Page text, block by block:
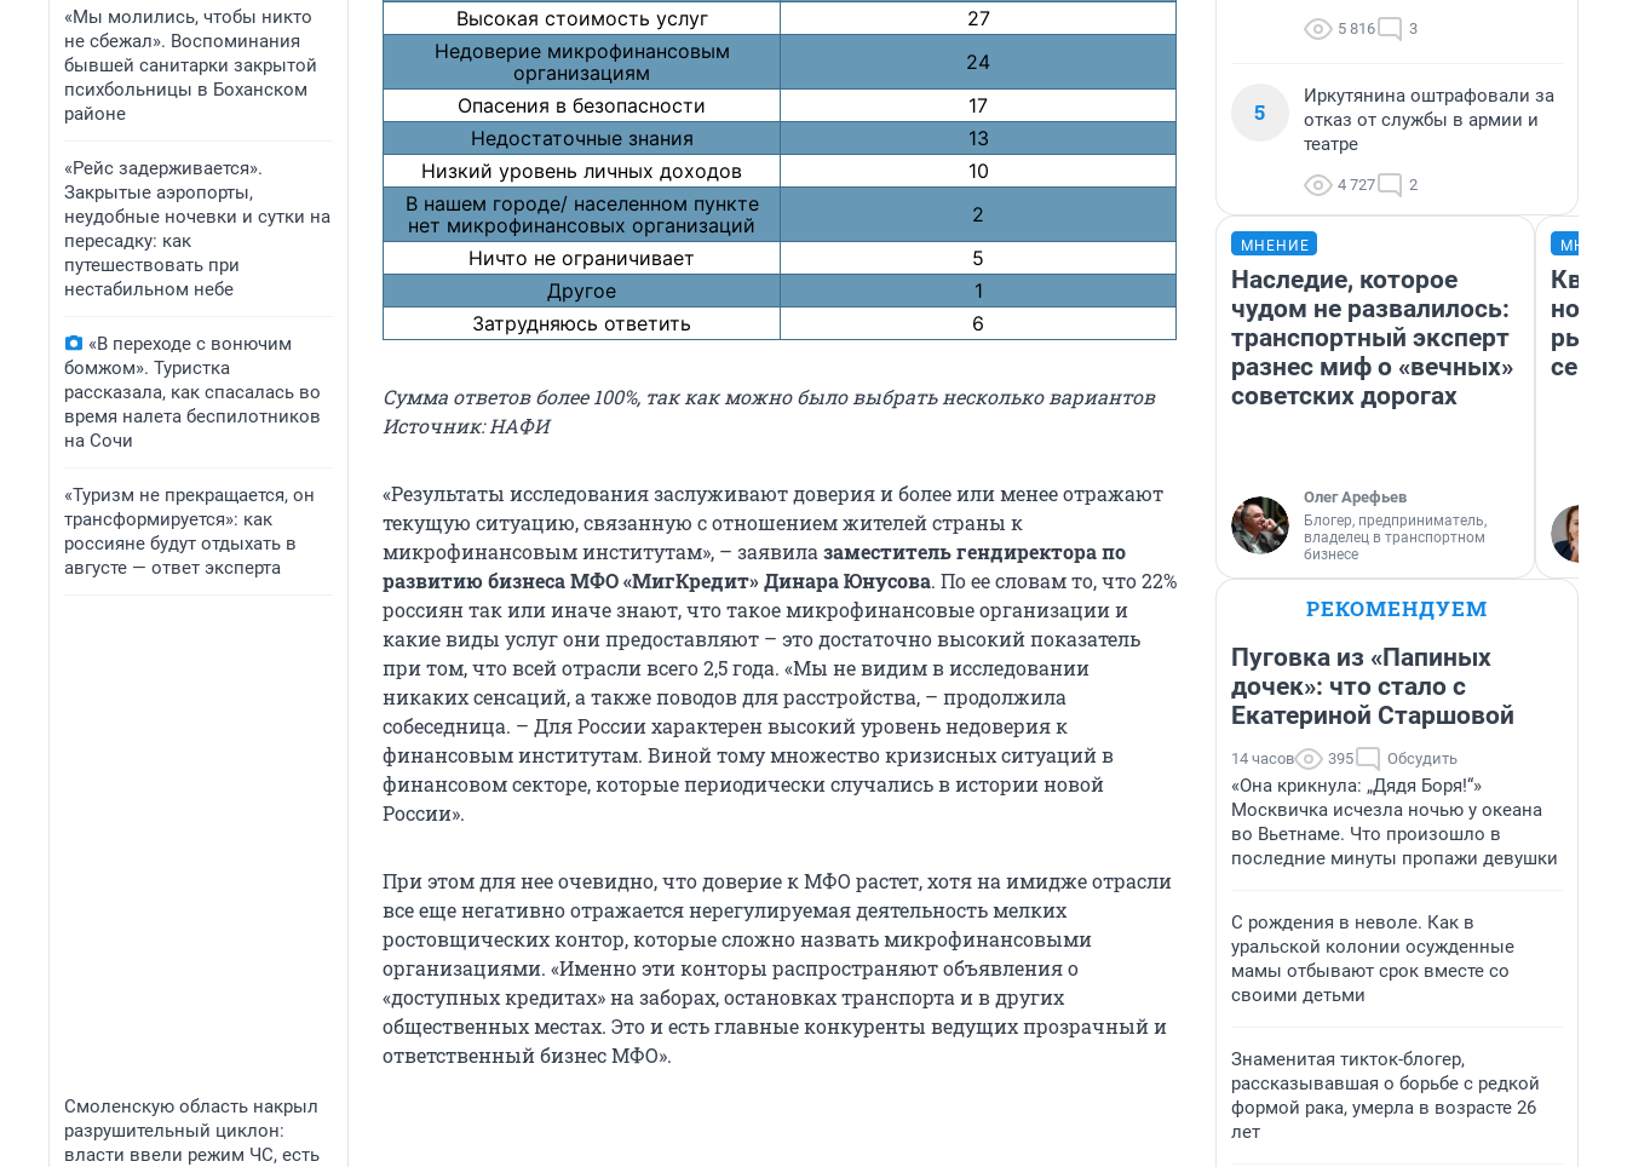
«Мы молились, чтобы никто
не сбежал». Воспоминания
бывшей санитарки закрытой
психбольницы в Боханском
районе
«Рейс задерживается».
Закрытые аэропорты,
неудобные ночевки и сутки на
пересадку: как
путешествовать при
нестабильном небе
«В переходе с вонючим
бомжом». Туристка
рассказала, как спасалась во
время налета беспилотников
на Сочи
«Туризм не прекращается, он
трансформируется»: как
россияне будут отдыхать в
августе — ответ эксперта
Смоленскую область накрыл
разрушительный циклон:
власти ввели режим ЧС, есть
Высокая стоимость услуг
27
Недоверие микрофинансовым
организациям
24
Опасения в безопасности
17
Недостаточные знания
13
Низкий уровень личных доходов
10
В нашем городе/ населенном пункте
нет микрофинансовых организаций
2
Ничто не ограничивает
5
Другое
1
Затрудняюсь ответить
6
Сумма ответов более 100%, так как можно было выбрать несколько вариантов
Источник: НАФИ
«Результаты исследования заслуживают доверия и более или менее отражают
текущую ситуацию, связанную с отношением жителей страны к
микрофинансовым институтам», – заявила заместитель гендиректора по
развитию бизнеса МФО «МигКредит» Динара Юнусова. По ее словам то, что 22%
россиян так или иначе знают, что такое микрофинансовые организации и
какие виды услуг они предоставляют – это достаточно высокий показатель
при том, что всей отрасли всего 2,5 года. «Мы не видим в исследовании
никаких сенсаций, а также поводов для расстройства, – продолжила
собеседница. – Для России характерен высокий уровень недоверия к
финансовым институтам. Виной тому множество кризисных ситуаций в
финансовом секторе, которые периодически случались в истории новой
России».
При этом для нее очевидно, что доверие к МФО растет, хотя на имидже отрасли
все еще негативно отражается нерегулируемая деятельность мелких
ростовщических контор, которые сложно назвать микрофинансовыми
организациями. «Именно эти конторы распространяют объявления о
«доступных кредитах» на заборах, остановках транспорта и в других
общественных местах. Это и есть главные конкуренты ведущих прозрачный и
ответственный бизнес МФО».
5 816 3
5
Иркутянина оштрафовали за
отказ от службы в армии и
театре
4 727 2
МНЕНИЕ
Наследие, которое
чудом не развалилось:
транспортный эксперт
разнес миф о «вечных»
советских дорогах
Олег Арефьев
Блогер, предприниматель,
владелец в транспортном
бизнесе
но
РЕКОМЕНДУЕМ
Пуговка из «Папиных
дочек»: что стало с
Екатериной Старшовой
14 часов 395 Обсудить
«Она крикнула: „Дядя Боря!“»
Москвичка исчезла ночью у океана
во Вьетнаме. Что произошло в
последние минуты пропажи девушки
С рождения в неволе. Как в
уральской колонии осужденные
мамы отбывают срок вместе со
своими детьми
Знаменитая тикток-блогер,
рассказывавшая о борьбе с редкой
формой рака, умерла в возрасте 26
лет